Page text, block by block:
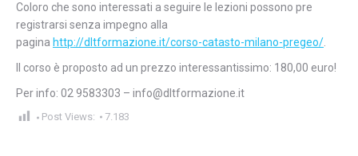
Coloro che sono interessati a seguire le lezioni possono pre
registrarsi senza impegno alla
pagina http://dltformazione.it/corso-catasto-milano-pregeo/
Il corso è proposto ad un prezzo interessantissimo: 180,00 euro!
Per info: 02 9583303 – info@dltformazione.it
Post Views: 7.183